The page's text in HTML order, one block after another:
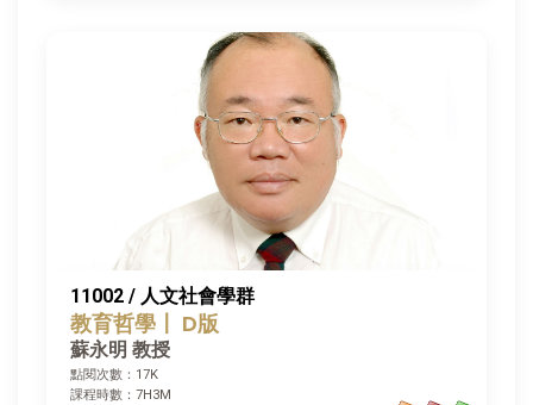
11002 / 人文社會學群
教育哲學〡 D版
蘇永明 教授
點閱次數：17K
課程時數：7H3M